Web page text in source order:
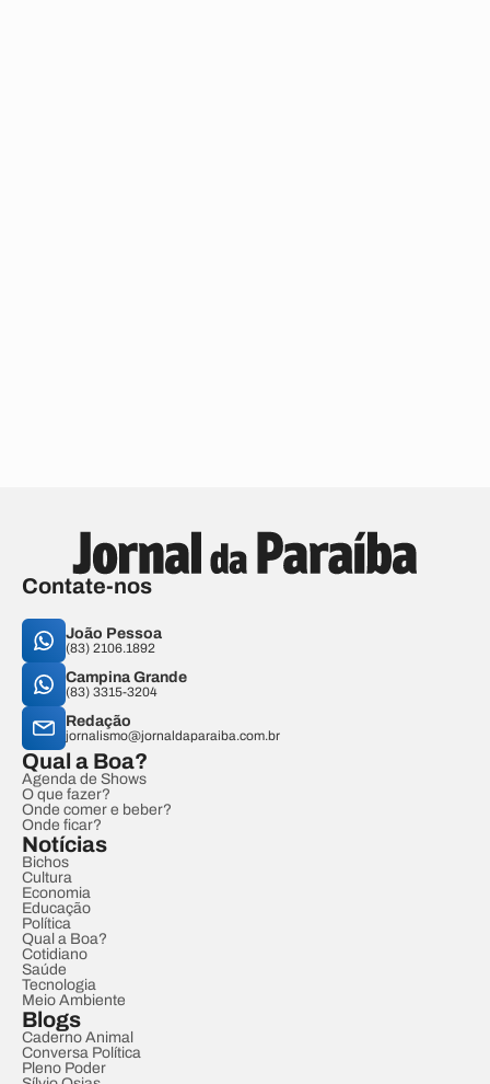
Contate-nos
João Pessoa
(83) 2106.1892
Campina Grande
(83) 3315-3204
Redação
jornalismo@jornaldaparaiba.com.br
Qual a Boa?
Agenda de Shows
O que fazer?
Onde comer e beber?
Onde ficar?
Notícias
Bichos
Cultura
Economia
Educação
Política
Qual a Boa?
Cotidiano
Saúde
Tecnologia
Meio Ambiente
Blogs
Caderno Animal
Conversa Política
Pleno Poder